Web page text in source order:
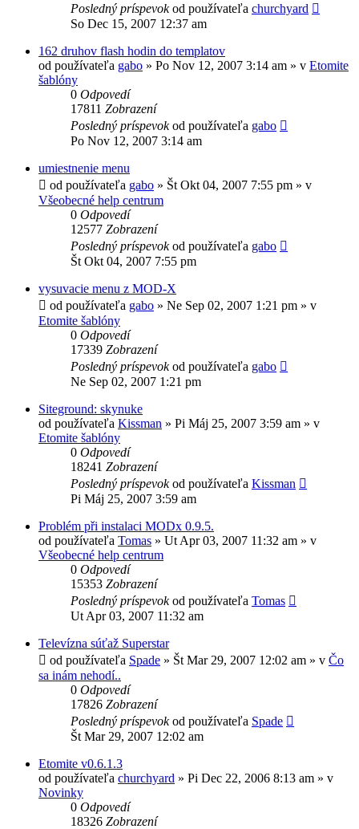
Posledný príspevokod používateľa churchyard
So Dec 15, 2007 12:37 am
162 druhov flash hodin do templatov
od používateľa gabo » Po Nov 12, 2007 3:14 am » v Etomite
šablóny
0 Odpovedí
17811 Zobrazení
Posledný príspevokod používateľa gabo
Po Nov 12, 2007 3:14 am
umiestnenie menu
od používateľa gabo » Št Okt 04, 2007 7:55 pm » v
Všeobecné help centrum
0 Odpovedí
12577 Zobrazení
Posledný príspevokod používateľa gabo
Št Okt 04, 2007 7:55 pm
vysuvacie menu z MOD-X
od používateľa gabo » Ne Sep 02, 2007 1:21 pm » v
Etomite šablóny
0 Odpovedí
17339 Zobrazení
Posledný príspevokod používateľa gabo
Ne Sep 02, 2007 1:21 pm
Siteground: skynuke
od používateľa Kissman » Pi Máj 25, 2007 3:59 am » v
Etomite šablóny
0 Odpovedí
18241 Zobrazení
Posledný príspevokod používateľa Kissman
Pi Máj 25, 2007 3:59 am
Problém při instalaci MODx 0.9.5.
od používateľa Tomas » Ut Apr 03, 2007 11:32 am » v
Všeobecné help centrum
0 Odpovedí
15353 Zobrazení
Posledný príspevokod používateľa Tomas
Ut Apr 03, 2007 11:32 am
Televízna súťaž Superstar
od používateľa Spade » Št Mar 29, 2007 12:02 am » v Čo
sa inám nehodí..
0 Odpovedí
17826 Zobrazení
Posledný príspevokod používateľa Spade
Št Mar 29, 2007 12:02 am
Etomite v0.6.1.3
od používateľa churchyard » Pi Dec 22, 2006 8:13 am » v
Novinky
0 Odpovedí
18326 Zobrazení